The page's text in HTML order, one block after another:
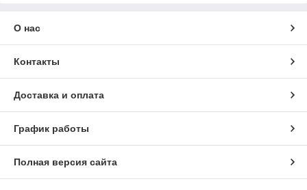
О нас
Контакты
Доставка и оплата
График работы
Полная версия сайта